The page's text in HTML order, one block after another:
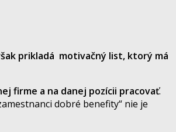
prikladá motivačný list, ktorý má
firme a na danej pozícii pracovať.
dobré benefity“ nie je